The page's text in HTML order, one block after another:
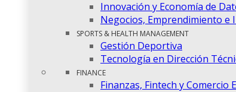
Innovación y Economía de
Negocios, Emprendimiento e
SPORTS & HEALTH MANAGEMENT
Gestión Deportiva
Tecnología en Dirección
FINANCE
Finanzas, Fintech y Comercio